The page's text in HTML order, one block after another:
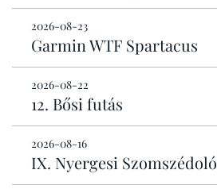
2026-08-23
Garmin WTF Spartacus
2026-08-22
12. Bősi futás
2026-08-16
IX. Nyergesi Szomszédoló